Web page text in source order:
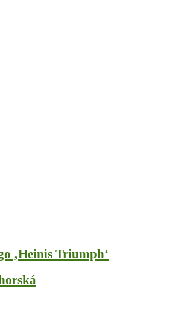
‚Heinis Triumph‘